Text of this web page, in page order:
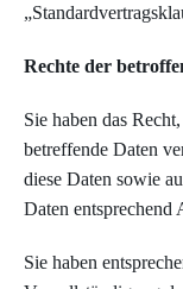
Rechte der
Sie haben das
betreffende Daten
diese Daten sowie
Daten
Sie haben